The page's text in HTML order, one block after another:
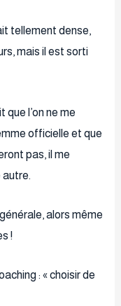
tellement dense,
mais il est sorti
que l’on ne me
officielle et que
pas, il me
autre.
alors même
!
: « choisir de